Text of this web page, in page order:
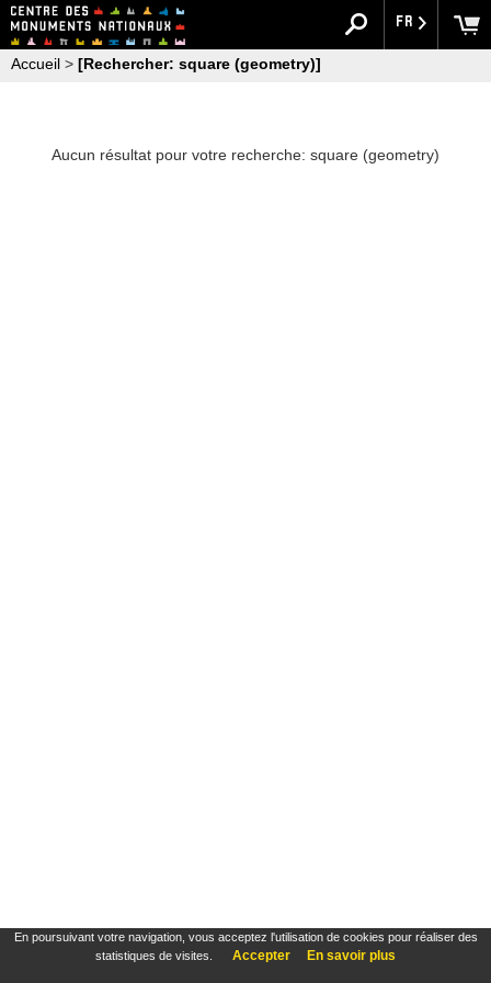
En poursuivant votre navigation, vous acceptez l'utilisation de cookies pour réaliser des
statistiques de visites.
Accepter En savoir plus
FR
Accueil > [Rechercher: square (geometry)]
Aucun résultat pour votre recherche: square (geometry)